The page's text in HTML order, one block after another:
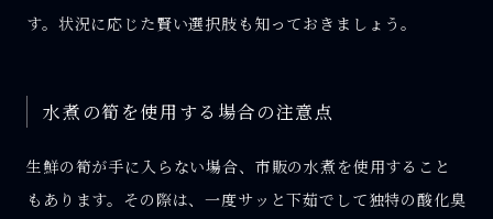
す。状況に応じた賢い選択肢も知っておきましょう。
水煮の筍を使用する場合の注意点
生鮮の筍が手に入らない場合、市販の水煮を使用すること
もあります。その際は、一度サッと下茹でして独特の酸化臭